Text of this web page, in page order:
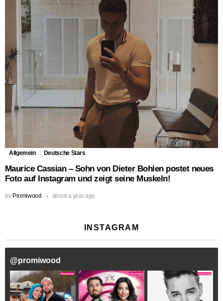
Allgemein Deutsche Stars
Maurice Cassian – Sohn von Dieter Bohlen postet neues
Foto auf Instagram und zeigt seine Muskeln!
by Promiwood about a year ago
INSTAGRAM
@promiwood